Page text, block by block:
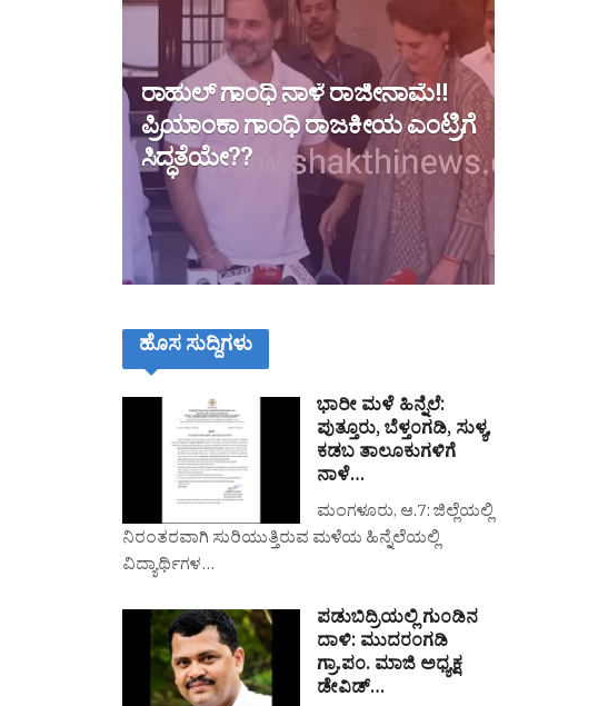
ರಾಹುಲ್ ಗಾಂಧಿ ನಾಳೆ ರಾಜೀನಾಮೆ!!
ಪ್ರಿಯಾಂಕಾ ಗಾಂಧಿ ರಾಜಕೀಯ ಎಂಟ್ರಿಗೆ
ಸಿದ್ಧತೆಯೇ??
ಹೊಸ ಸುದ್ದಿಗಳು
ಭಾರೀ ಮಳೆ ಹಿನ್ನೆಲೆ:
ಪುತ್ತೂರು, ಬೆಳ್ತಂಗಡಿ, ಸುಳ್ಯ,
ಕಡಬ ತಾಲೂಕುಗಳಿಗೆ
ನಾಳೆ…
ಮಂಗಳೂರು, ಆ.7: ಜಿಲ್ಲೆಯಲ್ಲಿ
ನಿರಂತರವಾಗಿ ಸುರಿಯುತ್ತಿರುವ ಮಳೆಯ ಹಿನ್ನೆಲೆಯಲ್ಲಿ
ವಿದ್ಯಾರ್ಥಿಗಳ…
ಪಡುಬಿದ್ರಿಯಲ್ಲಿ ಗುಂಡಿನ
ದಾಳಿ: ಮುದರಂಗಡಿ
ಗ್ರಾ.ಪಂ. ಮಾಜಿ ಅಧ್ಯಕ್ಷ
ಡೇವಿಡ್…